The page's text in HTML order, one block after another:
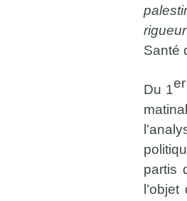
Santé
Du 1er
partis